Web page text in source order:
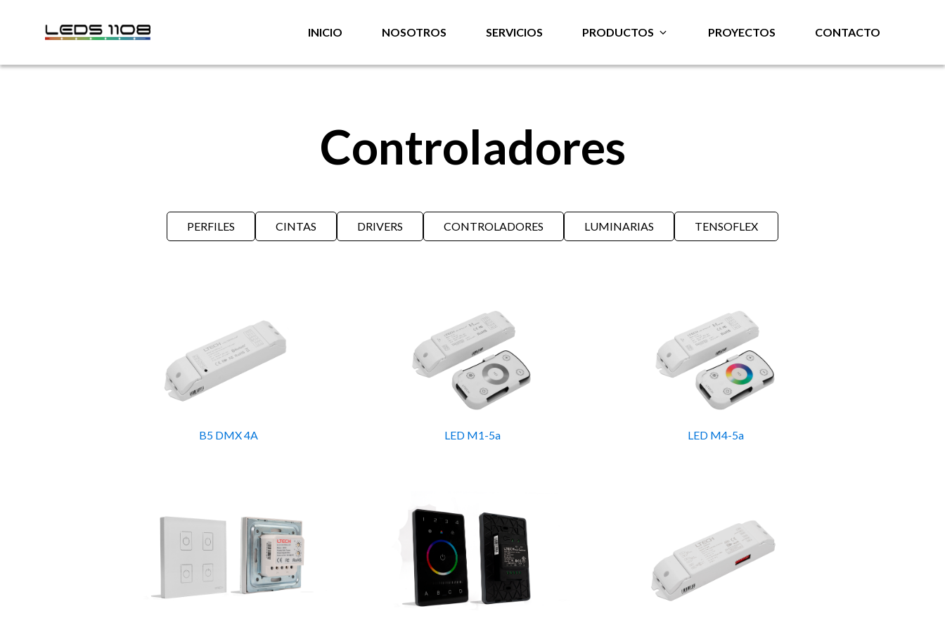
INICIO NOSOTROS SERVICIOS PRODUCTOS PROYECTOS CONTACTO
Controladores
PERFILES CINTAS DRIVERS CONTROLADORES LUMINARIAS TENSOFLEX
B5 DMX 4A LED M1-5a LED M4-5a